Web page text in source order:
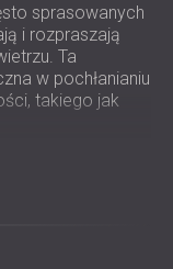
sprasowanych
i rozpraszają
Ta
w pochłanianiu
takiego jak
estetykę